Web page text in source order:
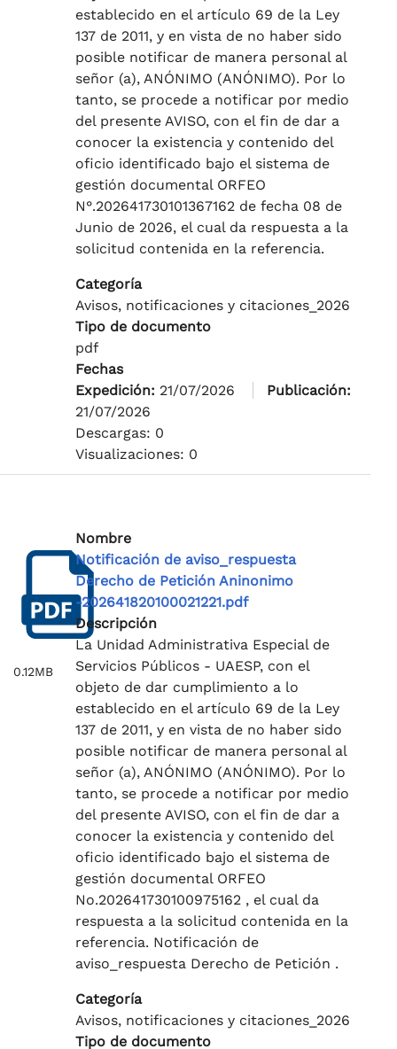
establecido en el artículo 69 de la Ley
137 de 2011, y en vista de no haber sido
posible notificar de manera personal al
señor (a), ANÓNIMO (ANÓNIMO). Por lo
tanto, se procede a notificar por medio
del presente AVISO, con el fin de dar a
conocer la existencia y contenido del
oficio identificado bajo el sistema de
gestión documental ORFEO
N°.202641730101367162 de fecha 08 de
Junio de 2026, el cual da respuesta a la
solicitud contenida en la referencia.
Categoría
Avisos, notificaciones y citaciones_2026
Tipo de documento
pdf
Fechas
Expedición: 21/07/2026
Publicación:
21/07/2026
Descargas: 0
Visualizaciones: 0
0.12MB
Nombre
Notificación de aviso_respuesta
Derecho de Petición Aninonimo
-202641820100021221.pdf
Descripción
La Unidad Administrativa Especial de
Servicios Públicos - UAESP, con el
objeto de dar cumplimiento a lo
establecido en el artículo 69 de la Ley
137 de 2011, y en vista de no haber sido
posible notificar de manera personal al
señor (a), ANÓNIMO (ANÓNIMO). Por lo
tanto, se procede a notificar por medio
del presente AVISO, con el fin de dar a
conocer la existencia y contenido del
oficio identificado bajo el sistema de
gestión documental ORFEO
No.202641730100975162 , el cual da
respuesta a la solicitud contenida en la
referencia. Notificación de
aviso_respuesta Derecho de Petición .
Categoría
Avisos, notificaciones y citaciones_2026
Tipo de documento